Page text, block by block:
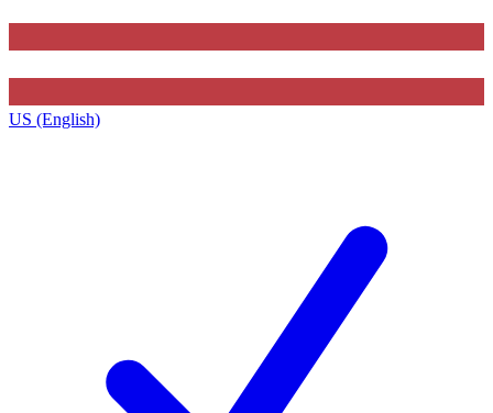
US (English)